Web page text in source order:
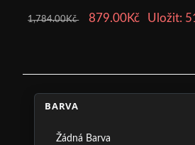
1,784.00Kč 879.00Kč Uložit:
BARVA
Žádná Barva